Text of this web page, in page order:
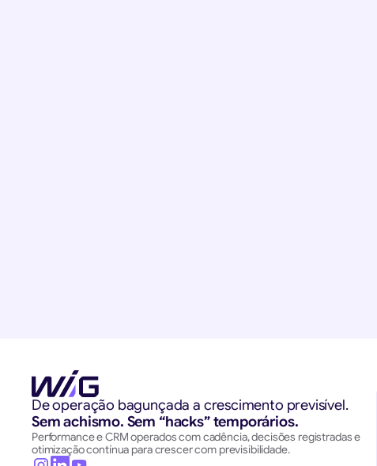
De operação bagunçada a crescimento previsível.
Sem achismo. Sem “hacks” temporários.
Performance e CRM operados com cadência, decisões registradas e
otimização contínua para crescer com previsibilidade.